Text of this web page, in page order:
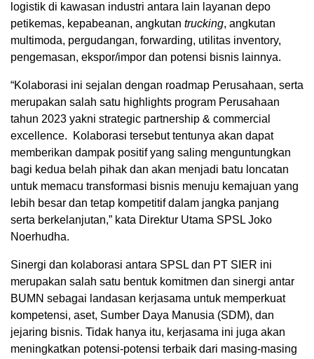
logistik di kawasan industri antara lain layanan depo
petikemas, kepabeanan, angkutan trucking, angkutan
multimoda, pergudangan, forwarding, utilitas inventory,
pengemasan, ekspor/impor dan potensi bisnis lainnya.
“Kolaborasi ini sejalan dengan roadmap Perusahaan, serta
merupakan salah satu highlights program Perusahaan
tahun 2023 yakni strategic partnership & commercial
excellence. Kolaborasi tersebut tentunya akan dapat
memberikan dampak positif yang saling menguntungkan
bagi kedua belah pihak dan akan menjadi batu loncatan
untuk memacu transformasi bisnis menuju kemajuan yang
lebih besar dan tetap kompetitif dalam jangka panjang
serta berkelanjutan,” kata Direktur Utama SPSL Joko
Noerhudha.
Sinergi dan kolaborasi antara SPSL dan PT SIER ini
merupakan salah satu bentuk komitmen dan sinergi antar
BUMN sebagai landasan kerjasama untuk memperkuat
kompetensi, aset, Sumber Daya Manusia (SDM), dan
jejaring bisnis. Tidak hanya itu, kerjasama ini juga akan
meningkatkan potensi-potensi terbaik dari masing-masing